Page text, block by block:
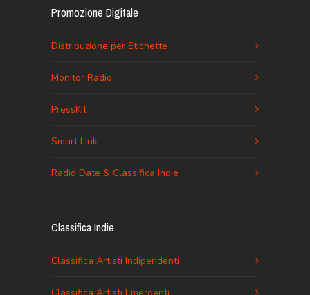
Promozione Digitale
Distribuzione per Etichette
Monitor Radio
PressKit
Smart Link
Radio Date & Classifica Indie
Classifica Indie
Classifica Artisti Indipendenti